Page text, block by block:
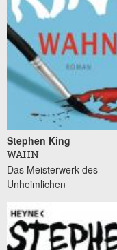
Stephen King
WAHN
Das Meisterwerk des
Unheimlichen